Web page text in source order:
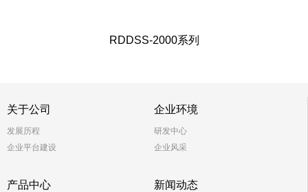
RDDSS-2000系列
关于公司
发展历程
企业平台建设
企业环境
研发中心
企业风采
产品中心 新闻动态